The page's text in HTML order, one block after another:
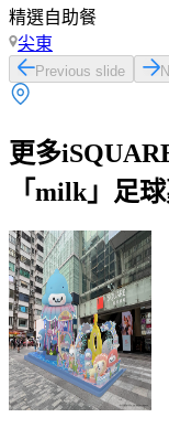
精選自助餐
尖東
Previous slide
更多
「milk」足